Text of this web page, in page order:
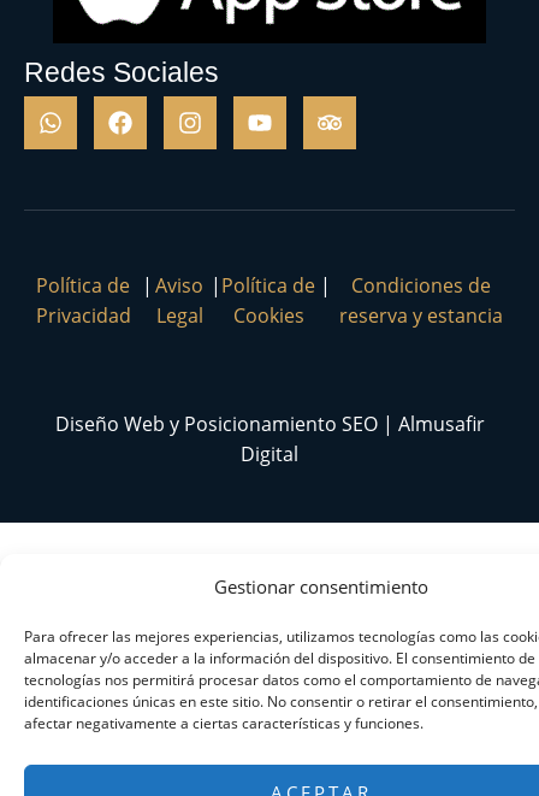
Gestionar consentimiento
Para ofrecer las mejores experiencias, utilizamos tecnologías como las
almacenar y/o acceder a la información del dispositivo. El consentimiento de
tecnologías nos permitirá procesar datos como el comportamiento de
identificaciones únicas en este sitio. No consentir o retirar el
afectar negativamente a ciertas características y funciones.
Redes Sociales
Política de
Privacidad
| Aviso
Legal
| Política de
Cookies
|
Condiciones de
reserva y estancia
Diseño Web y Posicionamiento SEO | Almusafir
Digital